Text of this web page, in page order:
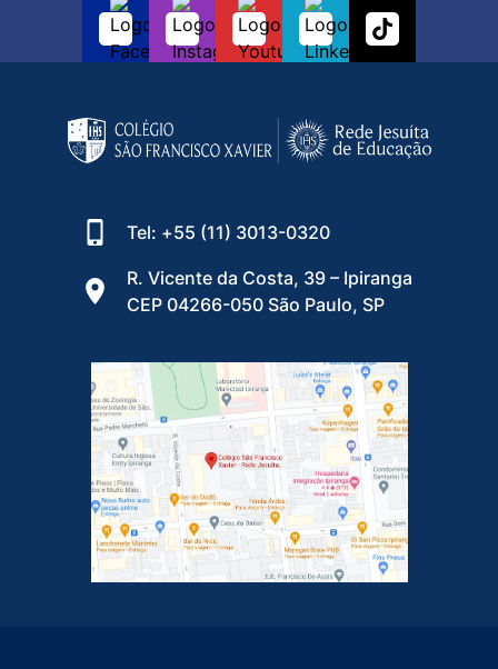
Tel: +55 (11) 3013-0320
R. Vicente da Costa, 39 – Ipiranga
CEP 04266-050 São Paulo, SP